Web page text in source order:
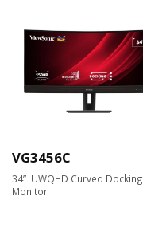
VG3456C
34” UWQHD Curved Docking
Monitor